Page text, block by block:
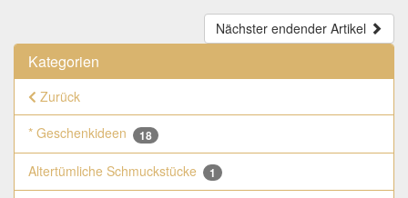
Nächster endender Artikel
Kategorien
Zurück
* Geschenkideen
18
Altertümliche Schmuckstücke 1